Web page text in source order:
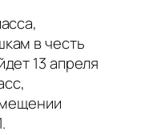
в честь
13 апреля